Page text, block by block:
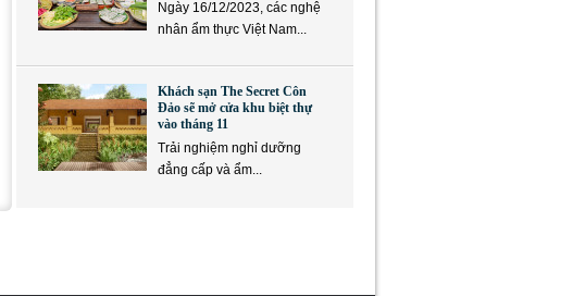
Ngày 16/12/2023, các nghệ
nhân ẩm thực Việt Nam...
Khách sạn The Secret Côn
Đảo sẽ mở cửa khu biệt thự
vào tháng 11
Trải nghiệm nghỉ dưỡng
đẳng cấp và ẩm...